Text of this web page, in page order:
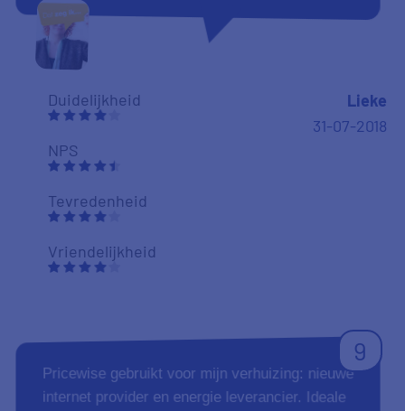
Duidelijkheid
NPS
Tevredenheid
Vriendelijkheid
Lieke
31-07-2018
9
Pricewise gebruikt voor mijn verhuizing: nieuwe
internet provider en energie leverancier. Ideale